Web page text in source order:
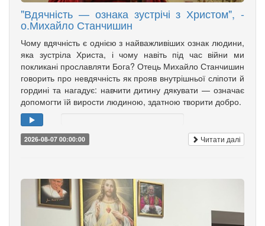
"Вдячність — ознака зустрічі з Христом", -
о.Михайло Станчишин
Чому вдячність є однією з найважливіших ознак людини,
яка зустріла Христа, і чому навіть під час війни ми
покликані прославляти Бога? Отець Михайло Станчишин
говорить про невдячність як прояв внутрішньої сліпоти й
гордині та нагадує: навчити дитину дякувати — означає
допомогти їй вирости людиною, здатною творити добро.
2026-08-07 00:00:00 Читати далі